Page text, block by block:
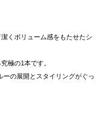
くボリューム感をもたせたシ
極の1本です。
ーの展開とスタイリングがぐっ